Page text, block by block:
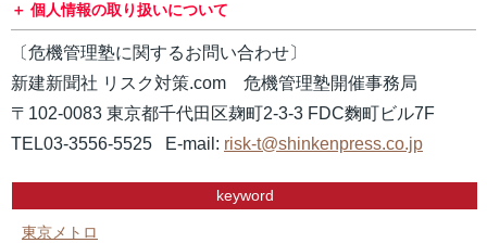
個人情報の取り扱いについて
〔危機管理塾に関するお問い合わせ〕
新建新聞社 リスク対策.com 危機管理塾開催事務局
〒102-0083 東京都千代田区麹町2-3-3 FDC麴町ビル7F
TEL03-3556-5525 E-mail: risk-t@shinkenpress.co.jp
keyword
東京メトロ